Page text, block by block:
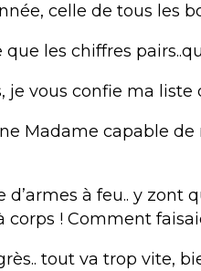
celle de tous les
que les chiffres
je vous confie ma liste
Madame capable
à feu.. y zont
corps ! Comment
tout va trop vite,